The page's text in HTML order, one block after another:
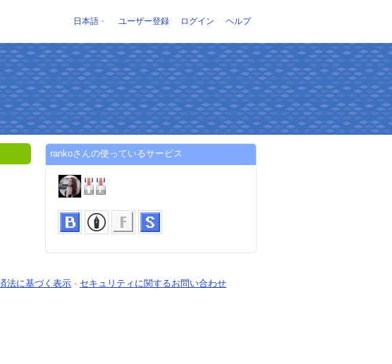
日本語 ユーザー登録 ログイン ヘルプ
rankoさんの使っているサービス
法に基づく表示 - セキュリティに関するお問い合わせ